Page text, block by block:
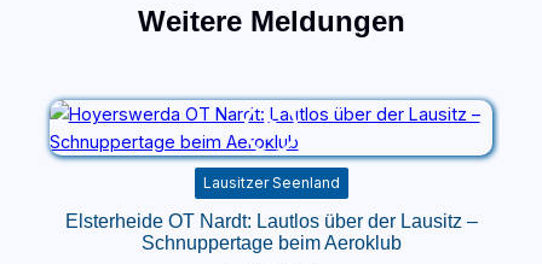
Weitere Meldungen
Lausitzer Seenland
Elsterheide OT Nardt: Lautlos über der Lausitz –
Schnuppertage beim Aeroklub